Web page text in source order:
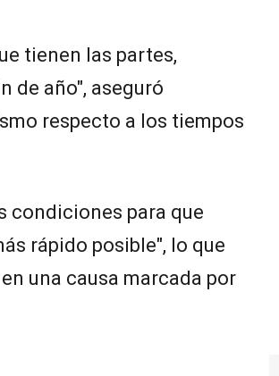
tienen las partes,
de año", aseguró
respecto a los tiempos
condiciones para que
rápido posible", lo que
una causa marcada por